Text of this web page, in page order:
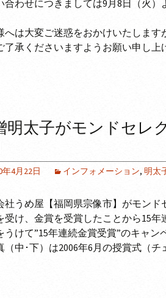
合わせにつきましては9月8日（火）
へは大変ご迷惑をおかけいたします
了承くださいますようお願い申し上
明太子がモンドセレ
年4月22日 インフォメーション, 明太
社うめ屋【福岡県宗像市】がモン
受け、金賞を受賞したことから15年
うけて”15年連続金賞受賞”のキャン
（中･下）は2006年6月の授賞式（チ